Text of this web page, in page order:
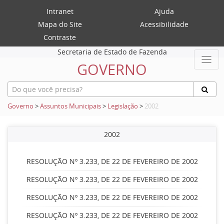
Intranet
Ajuda
Mapa do Site
Acessibilidade
Contraste
Secretaria de Estado de Fazenda
GOVERNO
Governo >Assuntos Municipais> Legislação > 2002
2002
RESOLUÇÃO Nº 3.233, DE 22 DE FEVEREIRO DE 2002
RESOLUÇÃO Nº 3.233, DE 22 DE FEVEREIRO DE 2002
RESOLUÇÃO Nº 3.233, DE 22 DE FEVEREIRO DE 2002
RESOLUÇÃO Nº 3.233, DE 22 DE FEVEREIRO DE 2002